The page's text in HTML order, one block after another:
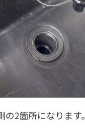
2箇所になります。